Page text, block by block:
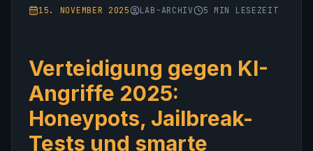
15. NOVEMBER 2025 LAB-ARCHIV 5 MIN LESEZEIT
Verteidigung gegen KI-
Angriffe 2025:
Honeypots, Jailbreak-
Tests und smarte